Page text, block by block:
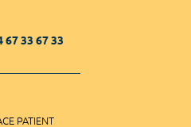
67 33 67 33
PATIENT